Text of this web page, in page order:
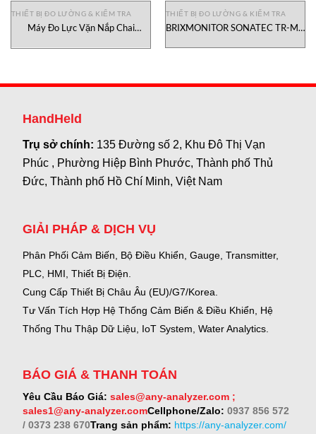
THIẾT BỊ ĐO LƯỜNG & KIỂM TRA
Máy Đo Lực Vặn Nắp Chai
THIẾT BỊ ĐO LƯỜNG & KIỂM TRA
BRIXMONITOR SONATEC TR-MA
HandHeld
Trụ sở chính: 135 Đường số 2, Khu Đô Thị Vạn
Phúc , Phường Hiệp Bình Phước, Thành phố Thủ
Đức, Thành phố Hồ Chí Minh, Việt Nam
GIẢI PHÁP & DỊCH VỤ
Phân Phối Cảm Biến, Bộ Điều Khiển, Gauge, Transmitter,
PLC, HMI, Thiết Bị Điện.
Cung Cấp Thiết Bị Châu Âu (EU)/G7/Korea.
Tư Vấn Tích Hợp Hệ Thống Cảm Biến & Điều Khiển, Hệ
Thống Thu Thập Dữ Liệu, IoT System, Water Analytics.
BÁO GIÁ & THANH TOÁN
Yêu Cầu Báo Giá: sales@any-analyzer.com ;
sales1@any-analyzer.comCellphone/Zalo: 0937 856 572
/ 0373 238 670Trang sản phẩm: https://any-analyzer.com/